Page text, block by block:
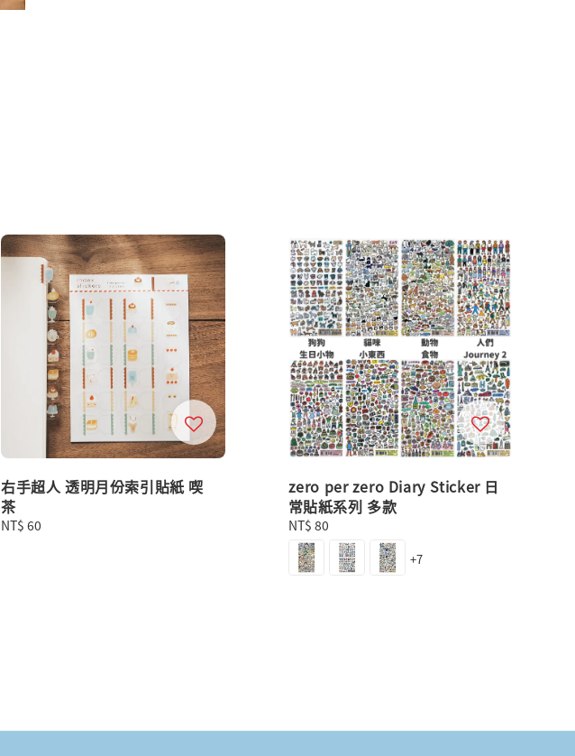
右手超人 透明月份索引貼紙 喫
茶
Regular
NT$ 60
zero per zero Diary Sticker 日
常貼紙系列 多款
Regular
price
NT$ 80
+7